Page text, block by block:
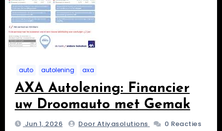
auto autolening axa
AXA Autolening: Financier
uw Droomauto met Gemak
Jun 1, 2026 Door Atiyasolutions
0 Reacties